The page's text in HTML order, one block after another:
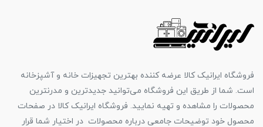
فروشگاه ایرانیک کالا عرضه کننده بهترین تجهیزات خانه و آشپزخانه
است. شما از طریق این فروشگاه می‌توانید جدیدترین و مدرنترین
محصولات را مشاهده و تهیه نمایید. فروشگاه ایرانیک کالا در صفحات
محصول خود توضیحات جامعی درباره محصولات در اختیار شما قرار